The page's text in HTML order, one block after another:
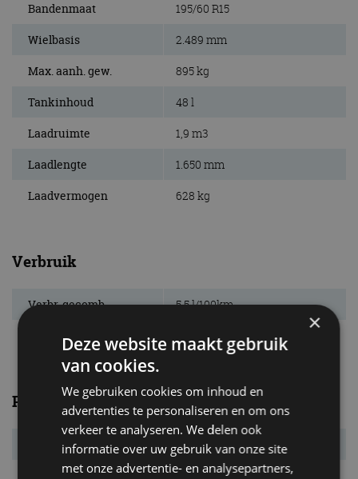
Bandenmaat 195/60 R15
Wielbasis 2.489 mm
Max. aanh. gew. 895 kg
Tankinhoud 48 l
Laadruimte 1,9 m3
Laadlengte 1.650 mm
Laadvermogen 628 kg
Verbruik
Verbr. gecomb. 5,5 l/100km
CO₂-emissie 124 g/km
Prestaties
Acc. 0-100 km/u s
Topsnelheid km/u
×
Deze website maakt gebruik
van cookies.
We gebruiken cookies om inhoud en
advertenties te personaliseren en om ons
verkeer te analyseren. We delen ook
informatie over uw gebruik van onze site
met onze advertentie- en analysepartners,